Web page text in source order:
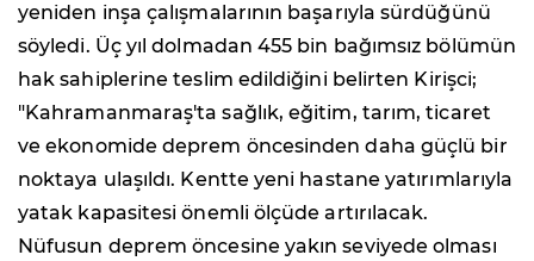
yeniden inşa çalışmalarının başarıyla sürdüğünü
söyledi. Üç yıl dolmadan 455 bin bağımsız bölümün
hak sahiplerine teslim edildiğini belirten Kirişci;
"Kahramanmaraş'ta sağlık, eğitim, tarım, ticaret
ve ekonomide deprem öncesinden daha güçlü bir
noktaya ulaşıldı. Kentte yeni hastane yatırımlarıyla
yatak kapasitesi önemli ölçüde artırılacak.
Nüfusun deprem öncesine yakın seviyede olması